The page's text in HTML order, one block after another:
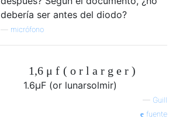
debería ser antes del diodo?
micrófono
1,6 μ f ( o r l a r g e r )
1.6μF (or lunarsolmir)
— Guill
fuente